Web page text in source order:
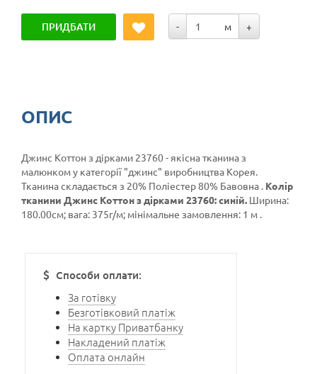
ПРИДБАТИ - м +
ОПИС
Джинс Коттон з дірками 23760 - якісна тканина з
малюнком у категорії "джинс" виробництва Корея.
Тканина складається з 20% Поліестер 80% Бавовна . Колір
тканини Джинс Коттон з дірками 23760: синій. Ширина:
180.00см; вага: 375г/м; мінімальне замовлення: 1 м .
Способи оплати:
За готівку
Безготівковий платіж
На картку Приватбанку
Накладений платіж
Оплата онлайн